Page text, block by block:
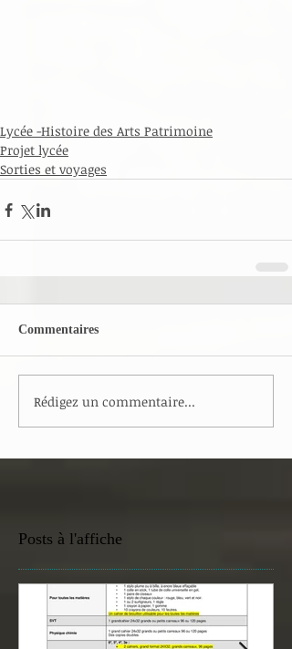
Lycée -Histoire des Arts Patrimoine
Projet lycée
Sorties et voyages
Commentaires
Rédigez un commentaire...
Posts à l'affiche